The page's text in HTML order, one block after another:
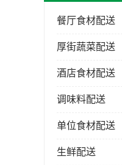
餐厅食材配送
厚街蔬菜配送
酒店食材配送
调味料配送
单位食材配送
生鲜配送